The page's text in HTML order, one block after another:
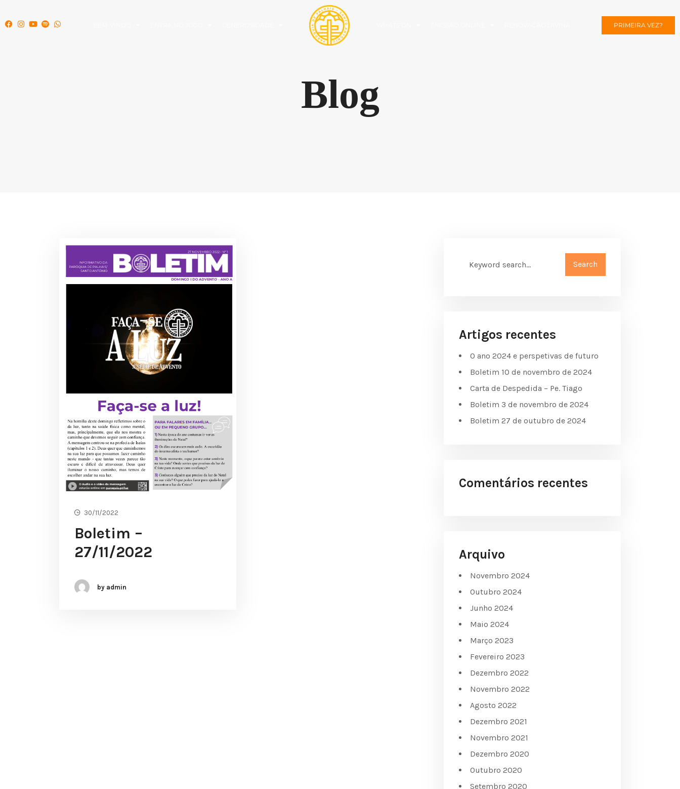
PRIMEIRA VEZ?
Blog
30/11/2022
Boletim –
27/11/2022
by admin
Artigos recentes
O ano 2024 e perspetivas de futuro
Boletim 10 de novembro de 2024
Carta de Despedida – Pe. Tiago
Boletim 3 de novembro de 2024
Boletim 27 de outubro de 2024
Comentários recentes
Arquivo
Novembro 2024
Outubro 2024
Junho 2024
Maio 2024
Março 2023
Fevereiro 2023
Dezembro 2022
Novembro 2022
Agosto 2022
Dezembro 2021
Novembro 2021
Dezembro 2020
Outubro 2020
Setembro 2020